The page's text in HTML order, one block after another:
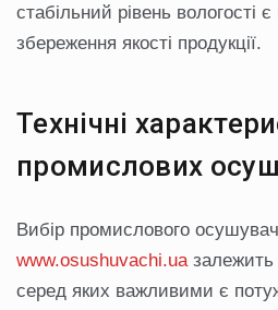
стабільний рівень вологості
збереження якості продукції.
Технічні
промислових
Вибір промислового
www.osushuvachi.uaзалежить
серед яких важливими є